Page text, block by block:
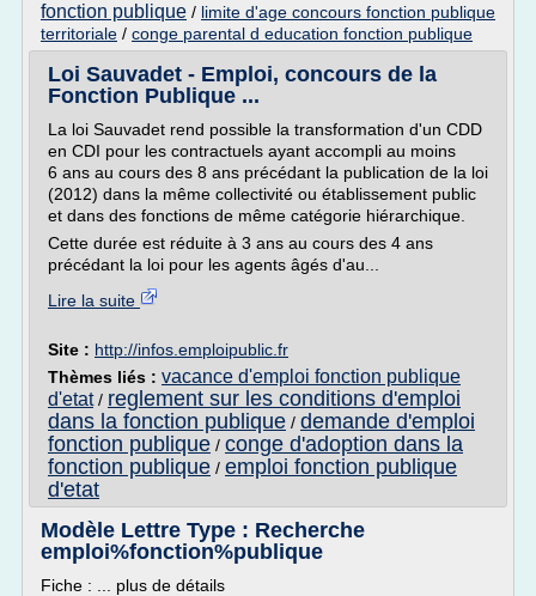
fonction publique / limite d'age concours fonction publique
territoriale / conge parental d education fonction publique
Loi Sauvadet - Emploi, concours de la
Fonction Publique ...
La loi Sauvadet rend possible la transformation d'un CDD
en CDI pour les contractuels ayant accompli au moins
6 ans au cours des 8 ans précédant la publication de la loi
(2012) dans la même collectivité ou établissement public
et dans des fonctions de même catégorie hiérarchique.
Cette durée est réduite à 3 ans au cours des 4 ans
précédant la loi pour les agents âgés d'au...
Lire la suite
Site : http://infos.emploipublic.fr
Thèmes liés : vacance d'emploi fonction publique
d'etat/ reglement sur les conditions d'emploi
dans la fonction publique / demande d'emploi
fonction publique / conge d'adoption dans la
fonction publique / emploi fonction publique
d'etat
Modèle Lettre Type : Recherche
emploi%fonction%publique
Fiche : ... plus de détails